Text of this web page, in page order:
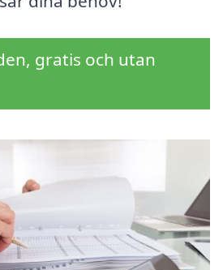
gratis och utan